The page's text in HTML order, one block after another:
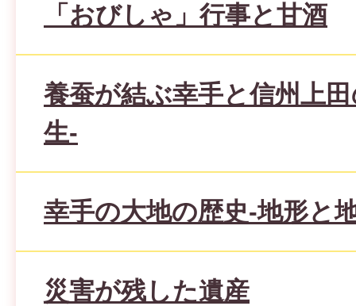
「おびしゃ」行事と甘酒
養蚕が結ぶ幸手と信州上
生-
幸手の大地の歴史-地形と
災害が残した遺産